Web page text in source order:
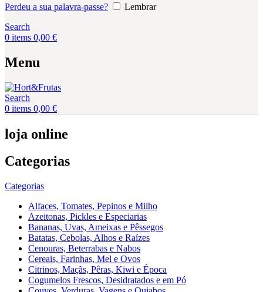
Perdeu a sua palavra-passe?
Lembrar
Search
0 items 0,00 €
Menu
Search
0 items 0,00 €
loja online
Categorias
Categorias
Alfaces, Tomates, Pepinos e Milho
Azeitonas, Pickles e Especiarias
Bananas, Uvas, Ameixas e Pêssegos
Batatas, Cebolas, Alhos e Raízes
Cenouras, Beterrabas e Nabos
Cereais, Farinhas, Mel e Ovos
Citrinos, Maçãs, Pêras, Kiwi e Época
Cogumelos Frescos, Desidratados e em Pó